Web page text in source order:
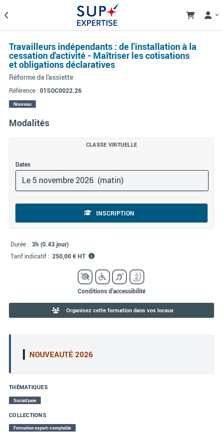
NOUVEAUTÉ 2026
THÉMATIQUES
Social/paie
COLLECTIONS
Formation expert-comptable
Travailleurs indépendants : de l'installation à la
cessation d'activité - Maîtriser les cotisations
et obligations déclaratives
Réforme de l'assiette
Référence : 01SOC0022.26
Nouveau
Modalités
CLASSE VIRTUELLE
Dates
Le 5 novembre 2026 (matin)
INSCRIPTION
Durée : 3h (0.43 jour)
Tarif indicatif : 250,00 € HT
Conditions d'accessibilité
Organisez cette formation dans vos locaux